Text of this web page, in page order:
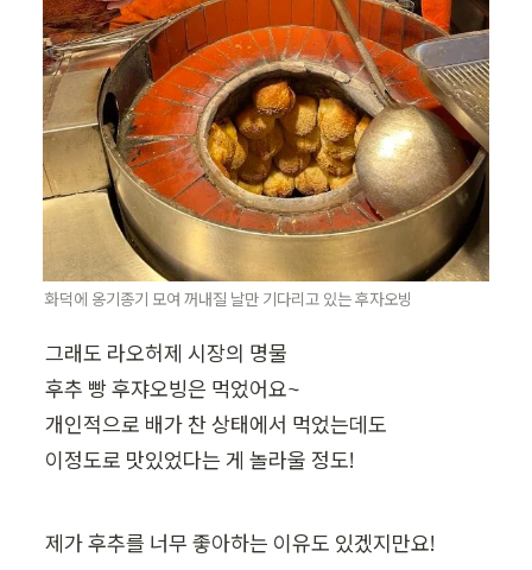
화덕에 옹기종기 모여 꺼내질 날만 기다리고 있는 후자오빙
그래도 라오허제 시장의 명물
후추 빵 후쟈오빙은 먹었어요~
개인적으로 배가 찬 상태에서 먹었는데도
이정도로 맛있었다는 게 놀라울 정도!
제가 후추를 너무 좋아하는 이유도 있겠지만요!